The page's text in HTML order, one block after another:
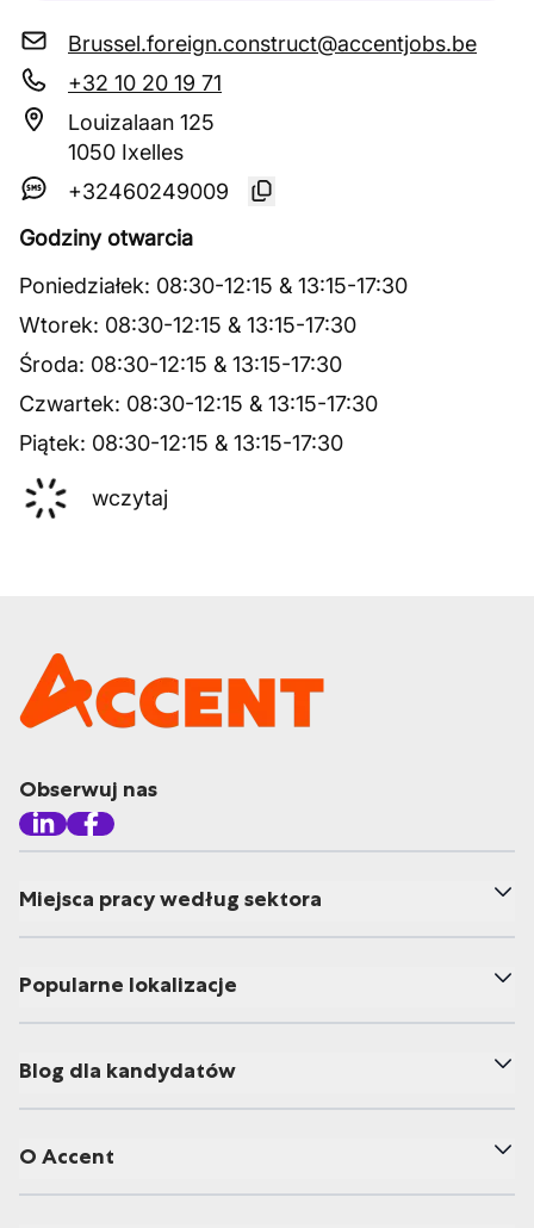
Brussel.foreign.construct@accentjobs.be
+32 10 20 19 71
Louizalaan 125
1050 Ixelles
+32460249009
Godziny otwarcia
Poniedziałek: 08:30-12:15 & 13:15-17:30
Wtorek: 08:30-12:15 & 13:15-17:30
Środa: 08:30-12:15 & 13:15-17:30
Czwartek: 08:30-12:15 & 13:15-17:30
Piątek: 08:30-12:15 & 13:15-17:30
wczytaj
Obserwuj nas
Miejsca pracy według sektora
Popularne lokalizacje
Blog dla kandydatów
O Accent